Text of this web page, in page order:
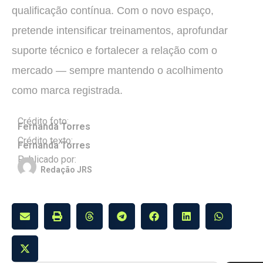
qualificação contínua. Com o novo espaço,
pretende intensificar treinamentos, aprofundar
suporte técnico e fortalecer a relação com o
mercado — sempre mantendo o acolhimento
como marca registrada.
Crédito foto:
Fernanda Torres
Crédito texto:
Fernanda Torres
Publicado por:
Redação JRS